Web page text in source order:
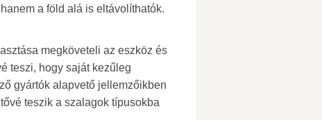
a föld alá is eltávolíthatók.
megköveteli az eszköz és
teszi, hogy saját kezűleg
gyártók alapvető jellemzőikben
teszik a szalagok típusokba